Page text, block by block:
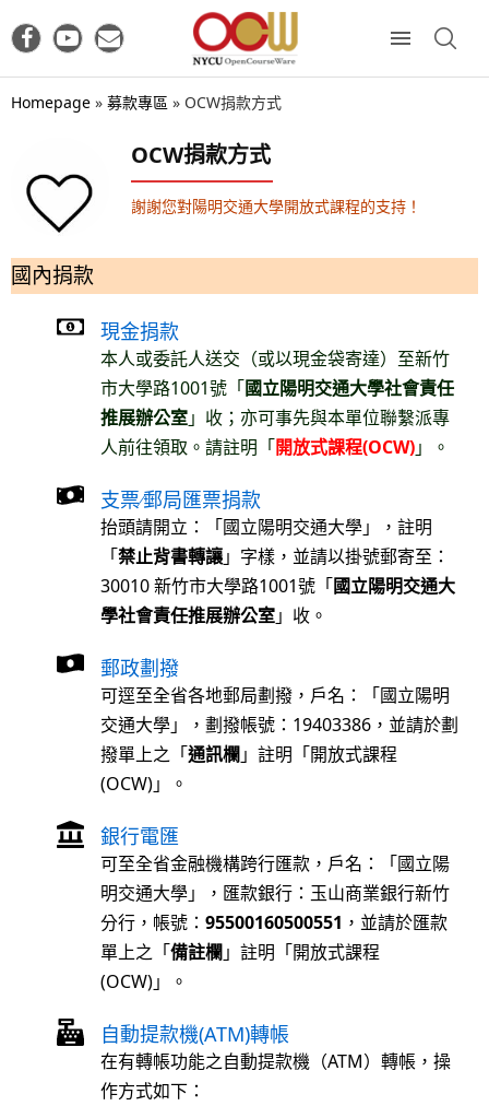
Homepage » 募款專區 » OCW捐款方式
OCW捐款方式
謝謝您對陽明交通大學開放式課程的支持！
國內捐款
現金捐款
本人或委託人送交（或以現金袋寄達）至新竹
市大學路1001號「國立陽明交通大學社會責任
推展辦公室」收；亦可事先與本單位聯繫派專
人前往領取。請註明「開放式課程(OCW)」。
支票∕郵局匯票捐款
抬頭請開立：「國立陽明交通大學」，註明
「禁止背書轉讓」字樣，並請以掛號郵寄至：
30010 新竹市大學路1001號「國立陽明交通大
學社會責任推展辦公室」收。
郵政劃撥
可逕至全省各地郵局劃撥，戶名：「國立陽明
交通大學」，劃撥帳號：19403386，並請於劃
撥單上之「通訊欄」註明「開放式課程
(OCW)」。
銀行電匯
可至全省金融機構跨行匯款，戶名：「國立陽
明交通大學」，匯款銀行：玉山商業銀行新竹
分行，帳號： 95500160500551 ，並請於匯款
單上之「備註欄」註明「開放式課程
(OCW)」。
自動提款機(ATM)轉帳
在有轉帳功能之自動提款機（ATM）轉帳，操
作方式如下：